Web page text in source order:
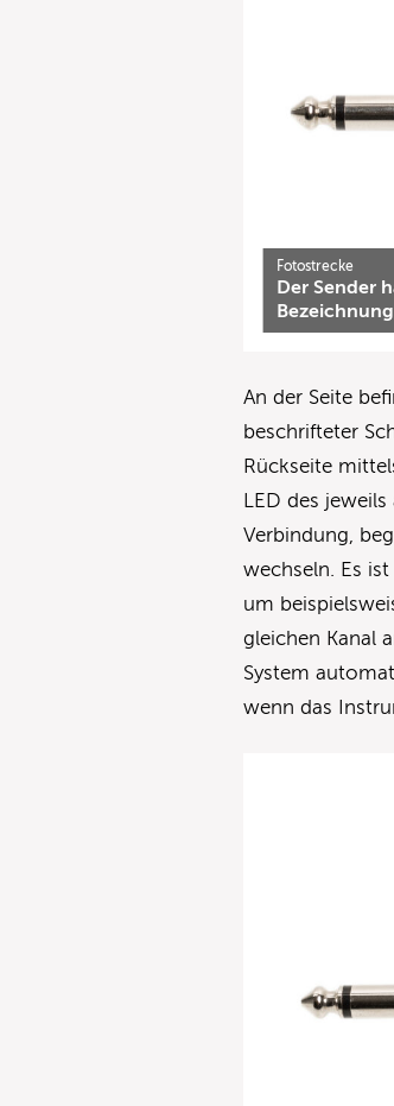
Fotostrecke
Der Sender
An der Seite
beschrifteter
Rückseite
LED des
Verbindung,
wechseln. Es
um
gleichen Kanal
System
wenn das